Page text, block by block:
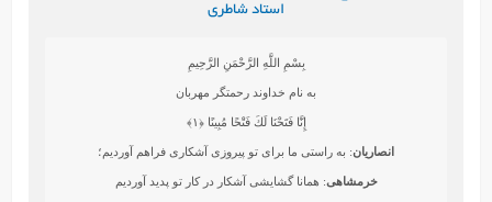
استاد شاطری
بِسْمِ اللَّهِ الرَّحْمَنِ الرَّحِيمِ
به نام خداوند رحمتگر مهربان
إِنَّا فَتَحْنَا لَكَ فَتْحًا مُبِينًا﴿۱﴾
انصاریان: به راستی ما برای تو پیروزی آشکاری فراهم آوردیم؛
خرمشاهی: همانا گشايشى آشكار در كار تو پديد آورديم‏